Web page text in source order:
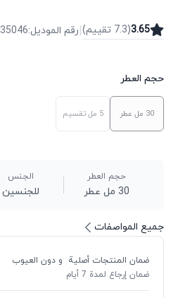
3.65
(
7.3 تقییم)
|رقم الموديل:
35046
حجم العطر
30 مل عطر 5 مل تقسيم
حجم العطر
30 مل عطر
الجنس
للجنسين
جميع المواصفات
ضمان المنتجات أصلية و دون العيوب
ضمان إرجاع لمدة 7 أيام